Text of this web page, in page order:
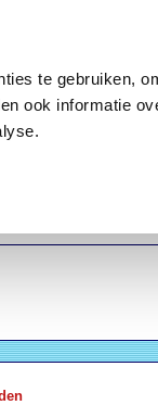
te gebruiken,
ook informatie